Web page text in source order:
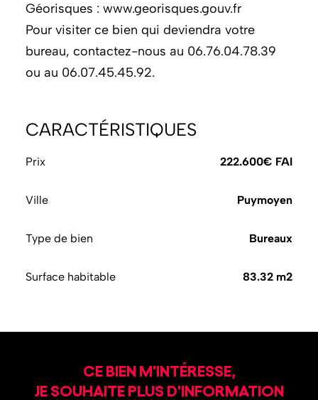
Géorisques : www.georisques.gouv.fr
Pour visiter ce bien qui deviendra votre
bureau, contactez-nous au 06.76.04.78.39
ou au 06.07.45.45.92.
CARACTÉRISTIQUES
Prix 222.600€ FAI
Ville Puymoyen
Type de bien Bureaux
Surface habitable 83.32 m2
CE BIEN M'INTÉRESSE,
JE SOUHAITE PLUS D'INFORMATION